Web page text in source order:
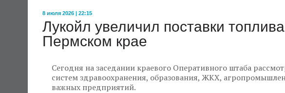
8 июля 2026 | 22:15
Лукойл увеличил поставки
Пермском крае
Сегодня на заседании краевого Оперативного штаба
систем здравоохранения, образования, ЖКХ,
важных предприятий.